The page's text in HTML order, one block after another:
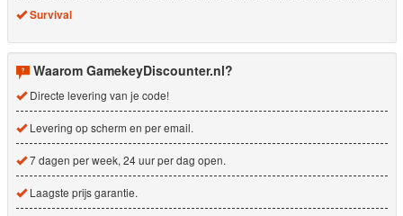
Survival
Waarom GamekeyDiscounter.nl?
Directe levering van je code!
Levering op scherm en per email.
7 dagen per week, 24 uur per dag open.
Laagste prijs garantie.